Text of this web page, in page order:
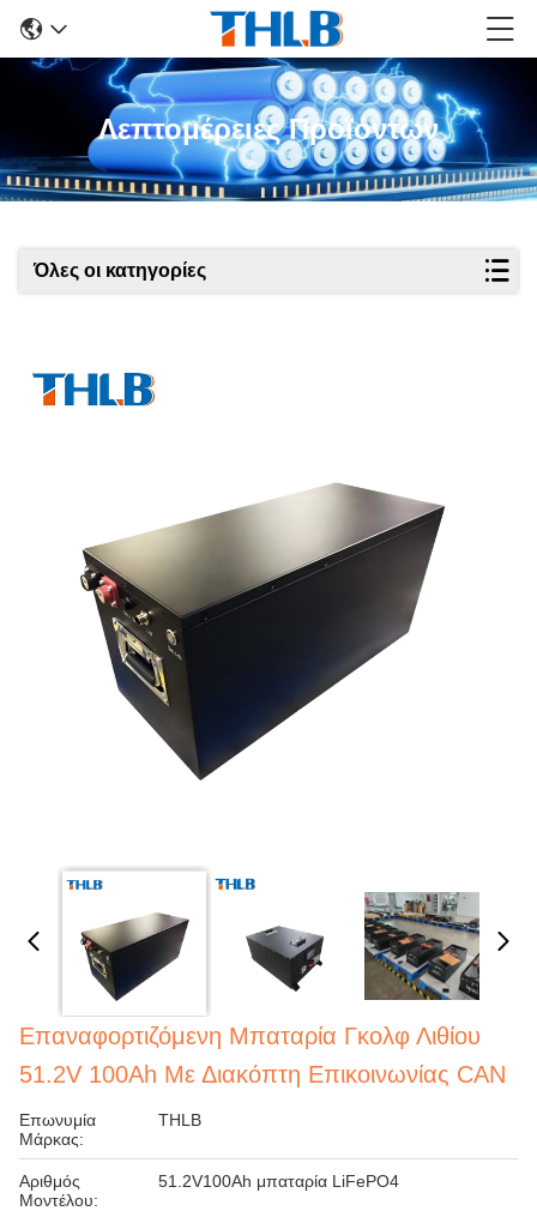
Λεπτομέρειες Προϊόντων
Όλες οι κατηγορίες
Επαναφορτιζόμενη Μπαταρία Γκολφ Λιθίου
51.2V 100Ah Με Διακόπτη Επικοινωνίας CAN
Επωνυμία
Μάρκας:
THLB
Αριθμός
Μοντέλου:
51.2V100Ah μπαταρία LiFePO4